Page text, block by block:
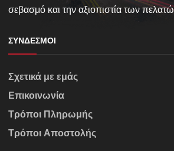
σεβασμό και την αξιοπιστία των
ΣΎΝΔΕΣΜΟΙ
Σχετικά με εμάς
Επικοινωνία
Τρόποι Πληρωμής
Τρόποι Αποστολής